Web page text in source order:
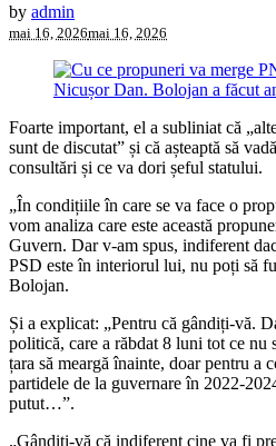
by admin
mai 16, 2026mai 16, 2026
Foarte important, el a subliniat că
sunt de discutat” și că așteaptă să
consultări și ce va dori șeful statului.
„În condițiile în care se va face o
vom analiza care este această
Guvern. Dar v-am spus, indiferent
PSD este în interiorul lui, nu poți să
Bolojan.
Și a explicat: „Pentru că gândiți-vă.
politică, care a răbdat 8 luni tot ce nu
țara să meargă înainte, doar pentru a
partidele de la guvernare în 2022-
putut…”.
„Gândiți-vă că indiferent cine va fi